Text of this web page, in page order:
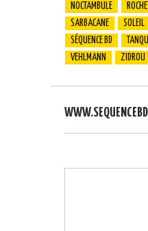
NOCTAMBULE
SARBACANE
SOLEIL
SÉQUENCE BD
VEHLMANN
ZIDROU